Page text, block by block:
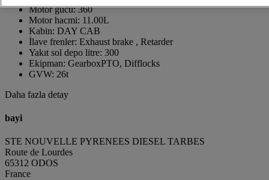
Motor gücü: 360
Motor hacmi: 11.00L
Kabin: DAY CAB
İlave frenler: Exhaust brake , Retarder
Yakıt sol depo litre: 300
Ekipman: GearboxPTO, Difflocks
GVW: 26t
Daha fazla detay
bayi
STE NOUVELLE PYRENEES DIESEL TARBES
Route de Lourdes
65312 ODOS
France